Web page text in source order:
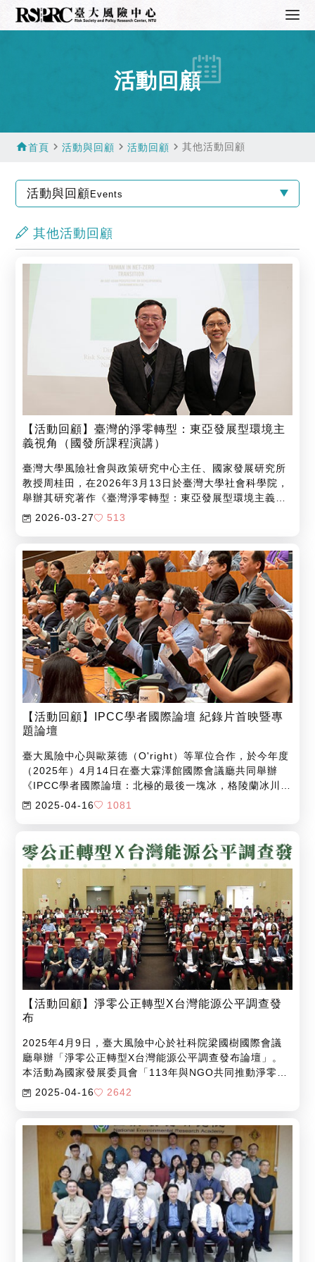
活動回顧
home首頁 navigate_next活動與回顧 navigate_next活動回顧 navigate_next其他活動回顧
活動與回顧Events
其他活動回顧
【活動回顧】臺灣的淨零轉型：東亞發展型環境主
義視角（國發所課程演講）
臺灣大學風險社會與政策研究中心主任、國家發展研究所
教授周桂田，在2026年3月13日於臺灣大學社會科學院，
舉辦其研究著作《臺灣淨零轉型：東亞發展型環境主義視
角》（Taiwan in Net-Zero Transition: An East Asian
的新書發表會。此次新書發表會與臺灣大學國家發展研究
所（臺大國發所）合辦，結合課程進行，由國發所教授周
嘉辰擔任主持人。
2026-03-27 513
【活動回顧】IPCC學者國際論壇 紀錄片首映暨專
題論壇
臺大風險中心與歐萊德（O'right）等單位合作，於今年度
（2025年）4月14日在臺大霖澤館國際會議廳共同舉辦
《IPCC學者國際論壇：北極的最後一塊冰，格陵蘭冰川冰
融全球危機》紀錄片首映暨專題論壇。
2025-04-16 1081
【活動回顧】淨零公正轉型X台灣能源公平調查發
布
2025年4月9日，臺大風險中心於社科院梁國樹國際會議
廳舉辦「淨零公正轉型X台灣能源公平調查發布論壇」。
本活動為國家發展委員會「113年與NGO共同推動淨零公
正轉型相關活動」委託辦理案，淨零公正轉型利害關係人
2025-04-16 2642